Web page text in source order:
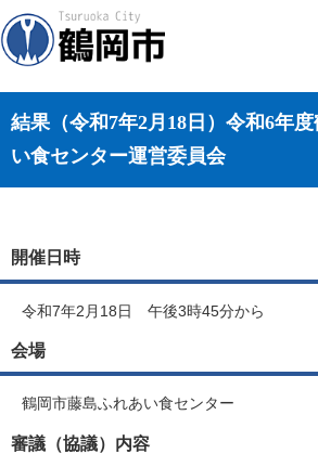
結果（令和7年2月18日）令和6年
い食センター運営委員会
開催日時
令和7年2月18日 午後3時45分から
会場
鶴岡市藤島ふれあい食センター
審議（協議）内容